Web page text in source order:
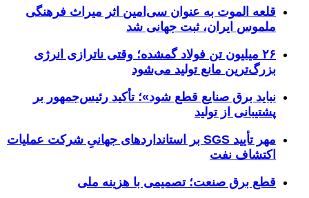
قلعه الموت به عنوان سی‌امین اثر میراث‌ فرهنگی
ملموس ایران، ثبت جهانی شد
۲۶ میلیون تن فولاد گمشده؛ وقتی ناترازی انرژی
بزرگ‌ترین مانع تولید می‌شود
نباید برق صنایع قطع شود»؛ تأکید رئیس‌جمهور بر
پشتیبانی از تولید
مهر تأیید SGS بر استانداردهای جهانیِ شرکت عملیات
اکتشاف نفت
قطع برق صنعت؛ تصمیمی با هزینه ملی